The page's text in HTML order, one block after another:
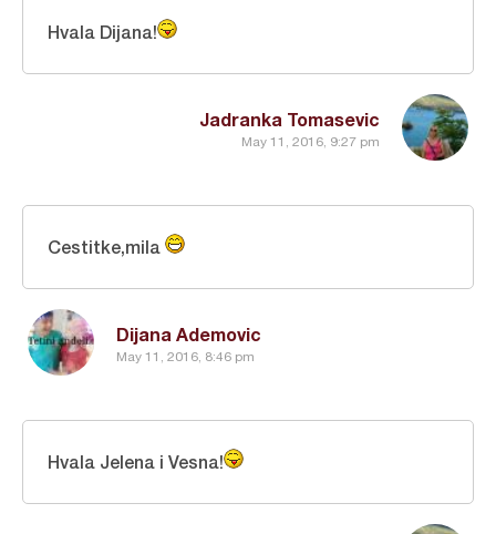
Jadranka Tomasevic
May 11, 2016, 9:27 pm
Hvala Dijana!
Dijana Ademovic
May 11, 2016, 8:46 pm
Cestitke,mila
Hvala Jelena i Vesna!